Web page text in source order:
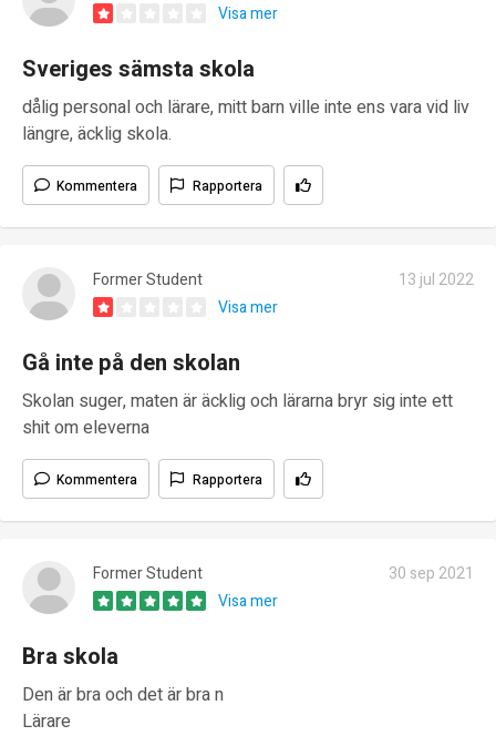
Visa mer
Sveriges sämsta skola
dålig personal och lärare, mitt barn ville inte ens vara vid liv
längre, äcklig skola.
Kommentera Rapportera
Former Student
13 jul 2022
Visa mer
Gå inte på den skolan
Skolan suger, maten är äcklig och lärarna bryr sig inte ett
shit om eleverna
Kommentera Rapportera
Former Student
30 sep 2021
Visa mer
Bra skola
Den är bra och det är bra n
Lärare